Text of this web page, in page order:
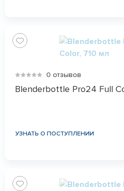
0 отзывов
Blenderbottle Pro24 Full
УЗНАТЬ О ПОСТУПЛЕНИИ